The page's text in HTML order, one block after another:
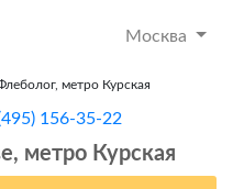
Москва
метро Курская
156-35-22
метро Курская